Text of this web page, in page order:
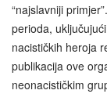
“najslavniji
perioda,
nacističkih heroja
publikacija ove
neonacističkim